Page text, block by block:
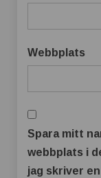
Webbplats
Spara mitt
webbplats i
jag skriver